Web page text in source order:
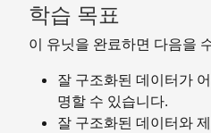
학습 목표
이 유닛을 완료하면 다음을
잘 구조화된 데이터가
명할 수 있습니다.
잘 구조화된 데이터와